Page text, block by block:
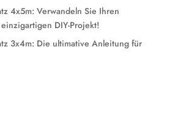
4x5m: Verwandeln Sie Ihren
DIY-Projekt!
3x4m: Die ultimative Anleitung für